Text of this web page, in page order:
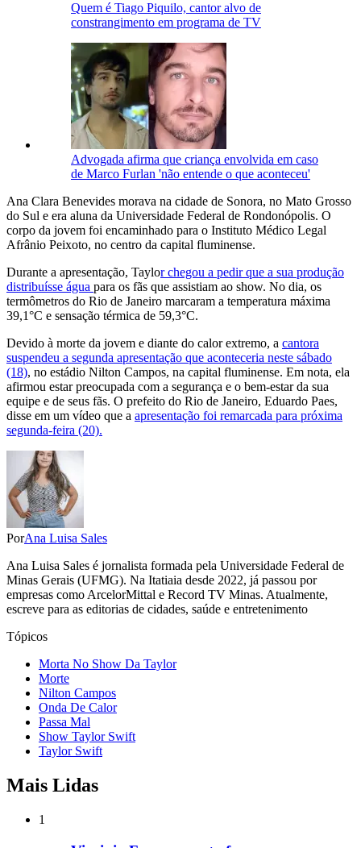
Quem é Tiago Piquilo, cantor alvo de
constrangimento em programa de TV
Advogada afirma que criança envolvida em caso
de Marco Furlan 'não entende o que aconteceu'
Ana Clara Benevides morava na cidade de Sonora, no Mato Grosso
do Sul e era aluna da Universidade Federal de Rondonópolis. O
corpo da jovem foi encaminhado para o Instituto Médico Legal
Afrânio Peixoto, no centro da capital fluminense.
Durante a apresentação, Taylor chegou a pedir que a sua produção
distribuísse água para os fãs que assistiam ao show. No dia, os
termômetros do Rio de Janeiro marcaram a temperatura máxima
39,1°C e sensação térmica de 59,3°C.
Devido à morte da jovem e diante do calor extremo, a cantora
suspendeu a segunda apresentação que aconteceria neste sábado
(18), no estádio Nilton Campos, na capital fluminense. Em nota, ela
afirmou estar preocupada com a segurança e o bem-estar da sua
equipe e de seus fãs. O prefeito do Rio de Janeiro, Eduardo Paes,
disse em um vídeo que a apresentação foi remarcada para próxima
segunda-feira (20).
PorAna Luisa Sales
Ana Luisa Sales é jornalista formada pela Universidade Federal de
Minas Gerais (UFMG). Na Itatiaia desde 2022, já passou por
empresas como ArcelorMittal e Record TV Minas. Atualmente,
escreve para as editorias de cidades, saúde e entretenimento
Tópicos
Morta No Show Da Taylor
Morte
Nilton Campos
Onda De Calor
Passa Mal
Show Taylor Swift
Taylor Swift
Mais Lidas
1